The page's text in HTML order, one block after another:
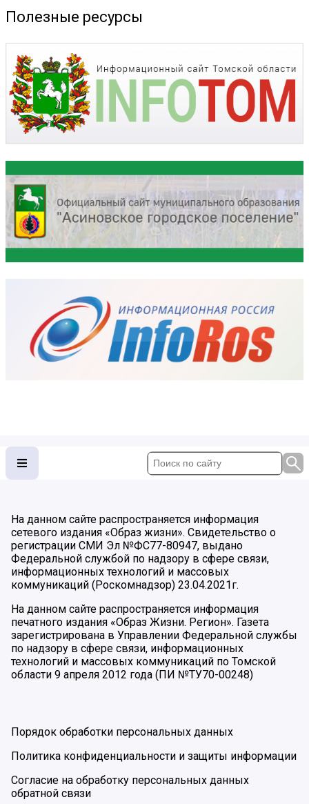
Полезные ресурсы
На данном сайте распространяется информация
сетевого издания «Образ жизни». Свидетельство о
регистрации СМИ Эл №ФС77-80947, выдано
Федеральной службой по надзору в сфере связи,
информационных технологий и массовых
коммуникаций (Роскомнадзор) 23.04.2021г.
На данном сайте распространяется информация
печатного издания «Образ Жизни. Регион». Газета
зарегистрирована в Управлении Федеральной службы
по надзору в сфере связи, информационных
технологий и массовых коммуникаций по Томской
области 9 апреля 2012 года (ПИ №ТУ70-00248)
Порядок обработки персональных данных
Политика конфиденциальности и защиты информации
Согласие на обработку персональных данных
обратной связи